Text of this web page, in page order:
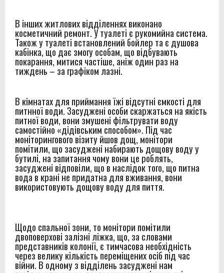
В інших житлових відділеннях виконано
косметичний ремонт. У туалеті є рукомийна система.
Також у туалеті встановлений бойлер та є душова
кабінка, що дає змогу особам, що відбувають
покарання, митися частіше, аніж один раз на
тиждень – за графіком лазні.
В кімнатах для приймання їжі відсутні ємкості для
питнної води. Засуджені особи скаржаться на якість
питної води, вони змушені фільтрувати воду
самостійно «дідівським способом». Під час
моніторингового візиту йшов дощ, монітори
помітили, що засуджені набирають дощову воду у
бутилі, на запитання чому вони це роблять,
засуджені відповіли, що в наслідок того, що питна
вода в крані не придатна для вживання, вони
використовують дощову воду для пиття.
Щодо спальної зони, то монітори помітили
двоповерхові залізні ліжка, що, за словами
представників колонії, є тимчасова необхідність
через велику кількість переміщених осіб під час
війни. В одному з відділень засуджені нам